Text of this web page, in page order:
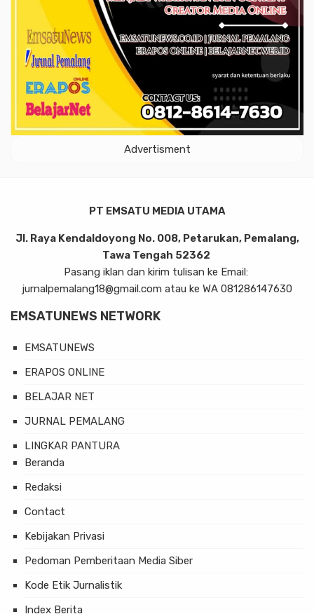
Advertisment
PT EMSATU MEDIA UTAMA
Jl. Raya Kendaldoyong No. 008, Petarukan, Pemalang,
Tawa Tengah 52362
Pasang iklan dan kirim tulisan ke Email:
jurnalpemalang18@gmail.com atau ke WA 081286147630
EMSATUNEWS NETWORK
EMSATUNEWS
ERAPOS ONLINE
BELAJAR NET
JURNAL PEMALANG
LINGKAR PANTURA
Beranda
Redaksi
Contact
Kebijakan Privasi
Pedoman Pemberitaan Media Siber
Kode Etik Jurnalistik
Index Berita